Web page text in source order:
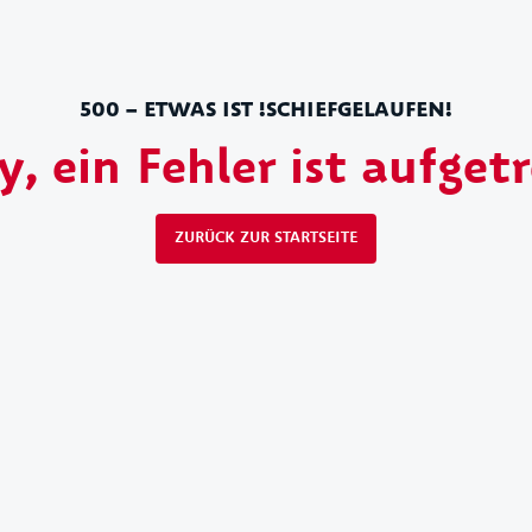
500 – ETWAS IST !SCHIEFGELAUFEN!
ein Fehler ist
ZURÜCK ZUR STARTSEITE